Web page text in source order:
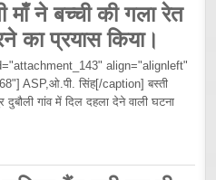
माँ ने बच्ची की गला रेत
का प्रयास किया।
align="alignleft"
ASP,ओ.पी. सिंह[/caption] बस्ती
गांव में दिल दहला देने वाली घटना